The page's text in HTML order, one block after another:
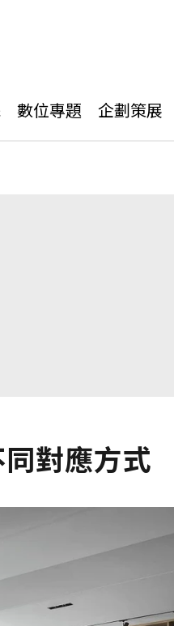
數位專題 企劃策展
對應方式